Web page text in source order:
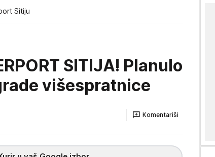
Sitiju
SITIJA! Planulo
višespratnice
Komentariši